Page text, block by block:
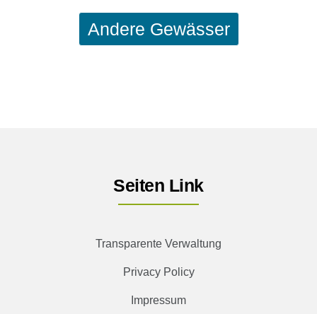
Andere Gewässer
Seiten Link
Transparente Verwaltung
Privacy Policy
Impressum